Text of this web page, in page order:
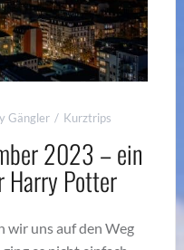
Gängler Kurztrips
2023 – ein
Harry Potter
wir uns auf den Weg